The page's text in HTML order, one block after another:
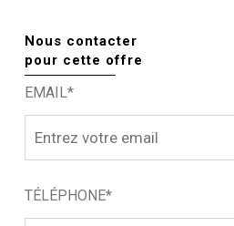
Nous contacter
pour cette offre
EMAIL*
TÉLÉPHONE*